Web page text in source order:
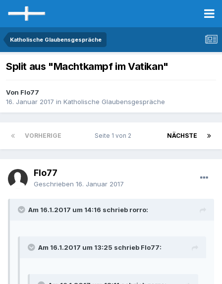
Katholische Glaubensgespräche
Split aus "Machtkampf im Vatikan"
Von Flo77
16. Januar 2017 in Katholische Glaubensgespräche
VORHERIGE NÄCHSTE
Seite 1 von 2
Flo77
Geschrieben 16. Januar 2017
Am 16.1.2017 um 14:16 schrieb rorro:
Am 16.1.2017 um 13:25 schrieb Flo77: